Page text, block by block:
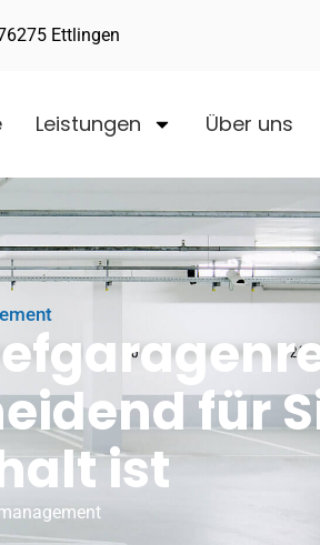
Ettlingen
Leistungen Über uns
für
ist